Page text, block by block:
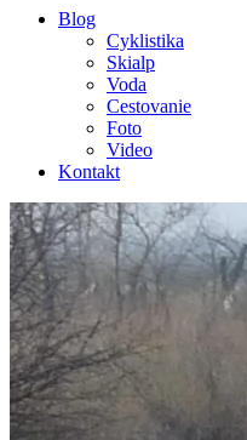
Blog
Cyklistika
Skialp
Voda
Cestovanie
Foto
Video
Kontakt